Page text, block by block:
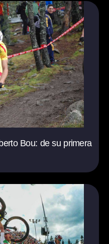
Bou: de su primera